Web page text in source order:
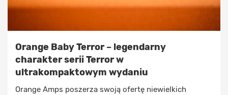
Orange Baby Terror – legendarny
charakter serii Terror w
ultrakompaktowym wydaniu
Orange Amps poszerza swoją ofertę niewielkich